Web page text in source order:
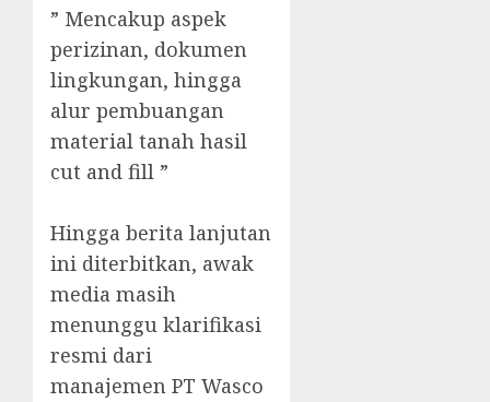
‎” Mencakup aspek
perizinan, dokumen
lingkungan, hingga
alur pembuangan
material tanah hasil
cut and fill ”
‎Hingga berita lanjutan
ini diterbitkan, awak
media masih
menunggu klarifikasi
resmi dari
manajemen PT Wasco